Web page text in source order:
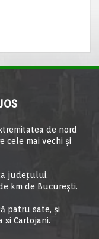
de nord
cele mai vechi şi
judeţului,
km de Bucureşti.
patru sate, și
si Cartojani.